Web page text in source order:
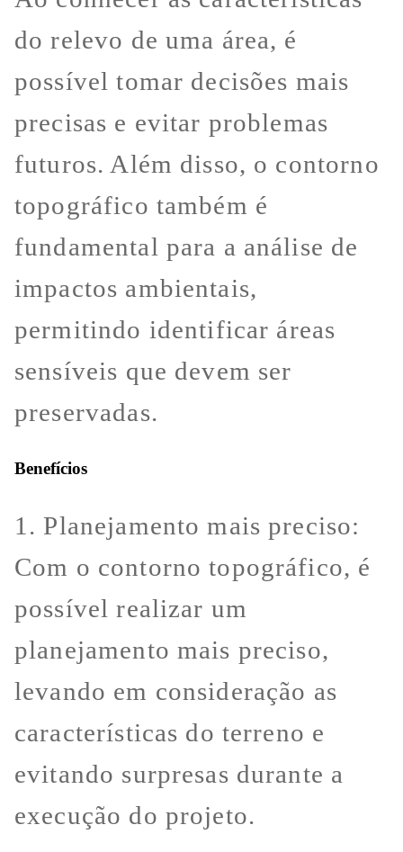
do relevo de uma área, é
possível tomar decisões mais
precisas e evitar problemas
futuros. Além disso, o contorno
topográfico também é
fundamental para a análise de
impactos ambientais,
permitindo identificar áreas
sensíveis que devem ser
preservadas.
Benefícios
1. Planejamento mais preciso:
Com o contorno topográfico, é
possível realizar um
planejamento mais preciso,
levando em consideração as
características do terreno e
evitando surpresas durante a
execução do projeto.